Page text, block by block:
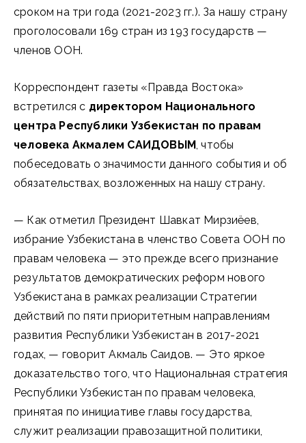
сроком на три года (2021-2023 гг.). За нашу страну
проголосовали 169 стран из 193 государств —
членов ООН.
Корреспондент газеты «Правда Востока»
встретился с директором Национального
центра Республики Узбекистан по правам
человека Акмалем САИДОВЫМ, чтобы
побеседовать о значимости данного события и об
обязательствах, возложенных на нашу страну.
— Как отметил Президент Шавкат Мирзиёев,
избрание Узбекистана в членство Совета ООН по
правам человека — это прежде всего признание
результатов демократических реформ нового
Узбекистана в рамках реализации Стратегии
действий по пяти приоритетным направлениям
развития Республики Узбекистан в 2017-2021
годах, — говорит Акмаль Саидов. — Это яркое
доказательство того, что Национальная стратегия
Республики Узбекистан по правам человека,
принятая по инициативе главы государства,
служит реализации правозащитной политики,